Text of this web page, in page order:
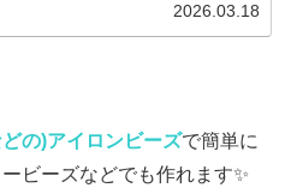
2026.03.18
の)アイロンビーズで簡単に
ビーズなどでも作れます✨